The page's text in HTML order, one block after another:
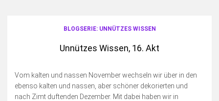
Photographica
Fotosamstag
Die wilde Kamera
BLOGSERIE: UNNÜTZES WISSEN
Unnützes Wissen, 16. Akt
Vom kalten und nassen November wechseln wir über in den
ebenso kalten und nassen, aber schöner dekorierten und
nach Zimt duftenden Dezember. Mit dabei haben wir in